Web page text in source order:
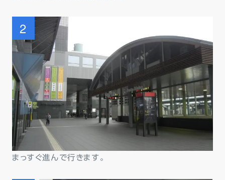
まっすぐ進んで行きます。